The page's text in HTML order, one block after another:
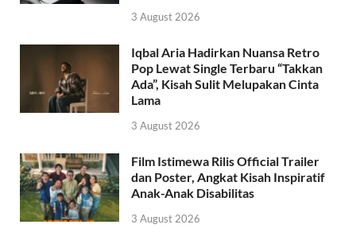
3 August 2026
Iqbal Aria Hadirkan Nuansa Retro
Pop Lewat Single Terbaru “Takkan
Ada”, Kisah Sulit Melupakan Cinta
Lama
3 August 2026
Film Istimewa Rilis Official Trailer
dan Poster, Angkat Kisah Inspiratif
Anak-Anak Disabilitas
3 August 2026